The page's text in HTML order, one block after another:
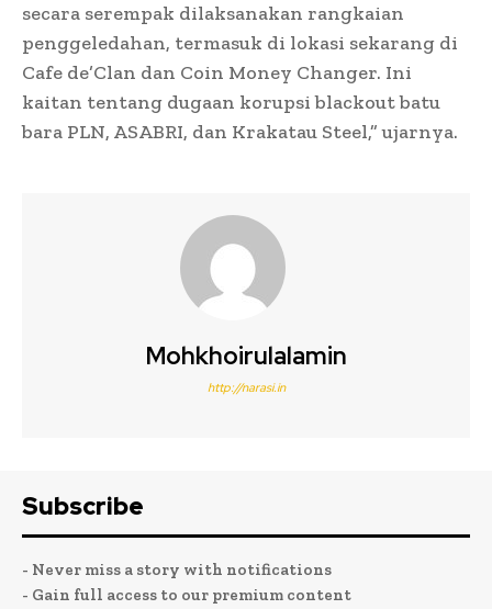
secara serempak dilaksanakan rangkaian
penggeledahan, termasuk di lokasi sekarang di
Cafe de’Clan dan Coin Money Changer. Ini
kaitan tentang dugaan korupsi blackout batu
bara PLN, ASABRI, dan Krakatau Steel,” ujarnya.
Mohkhoirulalamin
http://narasi.in
Subscribe
- Never miss a story with notifications
- Gain full access to our premium content